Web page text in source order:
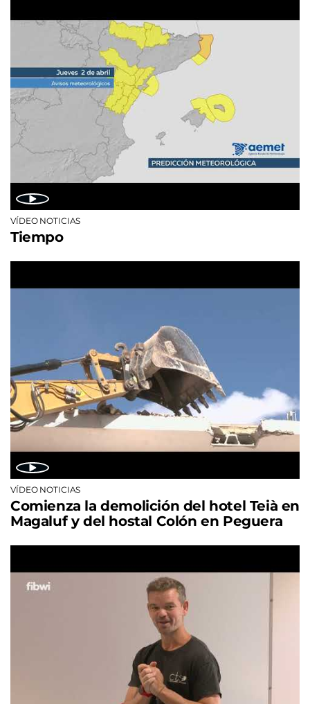
VÍDEO NOTICIAS
Tiempo
VÍDEO NOTICIAS
Comienza la demolición del hotel Teià en
Magaluf y del hostal Colón en Peguera